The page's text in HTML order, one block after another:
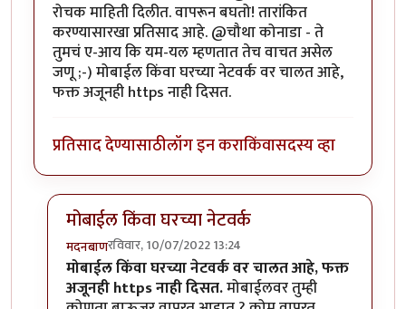
रोचक माहिती दिलीत. वापरून बघतो! तारांकित
करण्यासारखा प्रतिसाद आहे. @चौथा कोनाडा - ते
तुमचं ए-आय कि यम-यल म्हणतात तेच वाचत असेल
जणू ;-) मोबाईल किंवा घरच्या नेटवर्क वर चालत आहे,
फक्त अजूनही https नाही दिसत.
प्रतिसाद देण्यासाठीलॉग इन कराकिंवासदस्य व्हा
मोबाईल किंवा घरच्या नेटवर्क
मदनबाणरविवार, 10/07/2022 13:24
In reply toधन्यवाद!byलई भारी
मोबाईल किंवा घरच्या नेटवर्क वर चालत आहे, फक्त
अजूनही https नाही दिसत.मोबाईलवर तुम्ही